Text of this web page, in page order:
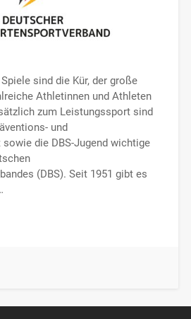
sind die Kür, der große
Athletinnen und Athleten
zum Leistungssport sind
und
die DBS-Jugend wichtige
(DBS). Seit 1951 gibt es